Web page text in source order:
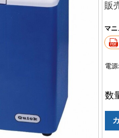
販
マ
電源:
数